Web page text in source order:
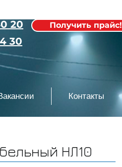
20 Получить прайс!
30
Контакты
НЛ10